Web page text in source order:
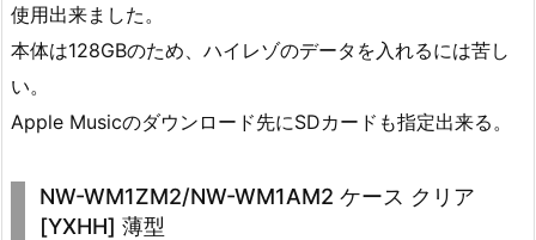
使用出来ました。
本体は128GBのため、ハイレゾのデータを入れるには苦し
い。
Apple Musicのダウンロード先にSDカードも指定出来る。
NW-WM1ZM2/NW-WM1AM2 ケース クリア
[YXHH] 薄型